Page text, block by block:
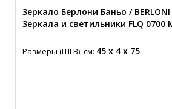
Зеркало Берлони Баньо / BERLONI
Зеркала и светильники FLQ 0700
Размеры (ШГВ), см: 45 x 4 x 75